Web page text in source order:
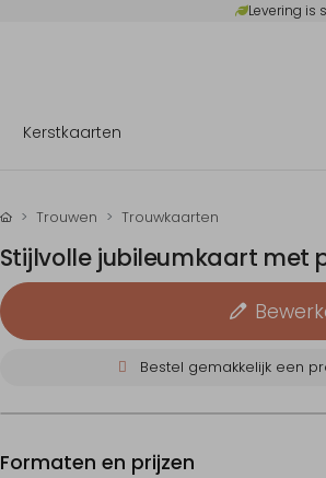
Levering is
Kerstkaarten
Trouwen Trouwkaarten
Stijlvolle jubileumkaart met
Bestel gemakkelijk een
Formaten en prijzen